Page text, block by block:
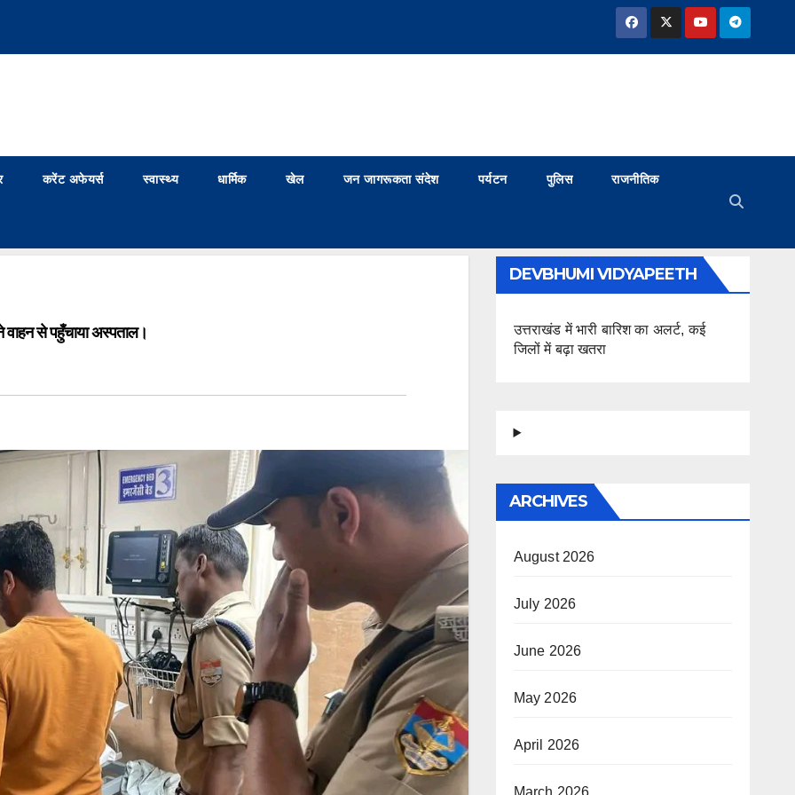
करेंट अफेयर्स स्वास्थ्य धार्मिक खेल जन जागरूकता संदेश पर्यटन पुलिस राजनीतिक
से पहुँचाया अस्पताल।
DEVBHUMI VIDYAPEETH
उत्तराखंड में भारी बारिश का अलर्ट, कई
जिलों में बढ़ा खतरा
ARCHIVES
August 2026
July 2026
June 2026
May 2026
April 2026
March 2026